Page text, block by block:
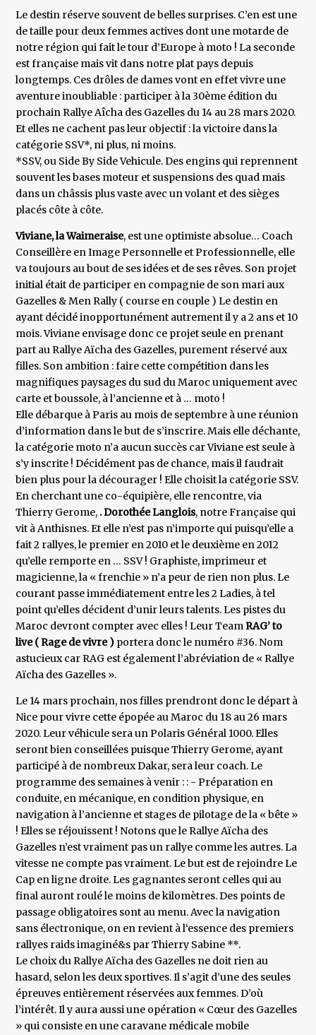
Le destin réserve souvent de belles surprises. C’en est une
de taille pour deux femmes actives dont une motarde de
notre région qui fait le tour d’Europe à moto ! La seconde
est française mais vit dans notre plat pays depuis
longtemps. Ces drôles de dames vont en effet vivre une
aventure inoubliable : participer à la 30ème édition du
prochain Rallye Aîcha des Gazelles du 14 au 28 mars 2020.
Et elles ne cachent pas leur objectif : la victoire dans la
catégorie SSV*, ni plus, ni moins.
*SSV, ou Side By Side Vehicule. Des engins qui reprennent
souvent les bases moteur et suspensions des quad mais
dans un châssis plus vaste avec un volant et des sièges
placés côte à côte.
Viviane, la Waimeraise, est une optimiste absolue… Coach
Conseillère en Image Personnelle et Professionnelle, elle
va toujours au bout de ses idées et de ses rêves. Son projet
initial était de participer en compagnie de son mari aux
Gazelles & Men Rally ( course en couple ) Le destin en
ayant décidé inopportunément autrement il y a 2 ans et 10
mois. Viviane envisage donc ce projet seule en prenant
part au Rallye Aïcha des Gazelles, purement réservé aux
filles. Son ambition : faire cette compétition dans les
magnifiques paysages du sud du Maroc uniquement avec
carte et boussole, à l’ancienne et à … moto !
Elle débarque à Paris au mois de septembre à une réunion
d’information dans le but de s’inscrire. Mais elle déchante,
la catégorie moto n’a aucun succès car Viviane est seule à
s’y inscrite ! Décidément pas de chance, mais il faudrait
bien plus pour la décourager ! Elle choisit la catégorie SSV.
En cherchant une co-équipière, elle rencontre, via
Thierry Gerome, . Dorothée Langlois, notre Française qui
vit à Anthisnes. Et elle n’est pas n’importe qui puisqu’elle a
fait 2 rallyes, le premier en 2010 et le deuxième en 2012
qu’elle remporte en … SSV ! Graphiste, imprimeur et
magicienne, la « frenchie » n’a peur de rien non plus. Le
courant passe immédiatement entre les 2 Ladies, à tel
point qu’elles décident d’unir leurs talents. Les pistes du
Maroc devront compter avec elles ! Leur TeamRAG’ to
live ( Rage de vivre ) portera donc le numéro #36. Nom
astucieux car RAG est également l’abréviation de « Rallye
Aïcha des Gazelles ».
Le 14 mars prochain, nos filles prendront donc le départ à
Nice pour vivre cette épopée au Maroc du 18 au 26 mars
2020. Leur véhicule sera un Polaris Général 1000. Elles
seront bien conseillées puisque Thierry Gerome, ayant
participé à de nombreux Dakar, sera leur coach. Le
programme des semaines à venir : : - Préparation en
conduite, en mécanique, en condition physique, en
navigation à l’ancienne et stages de pilotage de la « bête »
! Elles se réjouissent ! Notons que le Rallye Aïcha des
Gazelles n’est vraiment pas un rallye comme les autres. La
vitesse ne compte pas vraiment. Le but est de rejoindre Le
Cap en ligne droite. Les gagnantes seront celles qui au
final auront roulé le moins de kilomètres. Des points de
passage obligatoires sont au menu. Avec la navigation
sans électronique, on en revient à l‘essence des premiers
rallyes raids imaginé&s par Thierry Sabine **.
Le choix du Rallye Aïcha des Gazelles ne doit rien au
hasard, selon les deux sportives. Il s’agit d’une des seules
épreuves entièrement réservées aux femmes. D’où
l’intérêt. Il y aura aussi une opération « Cœur des Gazelles
» qui consiste en une caravane médicale mobile